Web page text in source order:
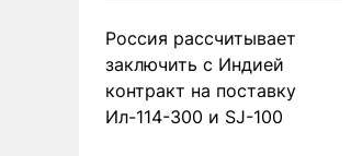
Россия рассчитывает
заключить с Индией
контракт на поставку
Ил-114-300 и SJ-100